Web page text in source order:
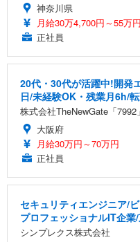
神奈川県
月給30万4,700円～55万円
正社員
20代・30代が活躍中!開発
日/未経験OK・残業月6h/
株式会社TheNewGate「7992」
大阪府
月給30万円～70万円
正社員
セキュリティエンジニア/
プロフェッショナルIT企業
シンプレクス株式会社